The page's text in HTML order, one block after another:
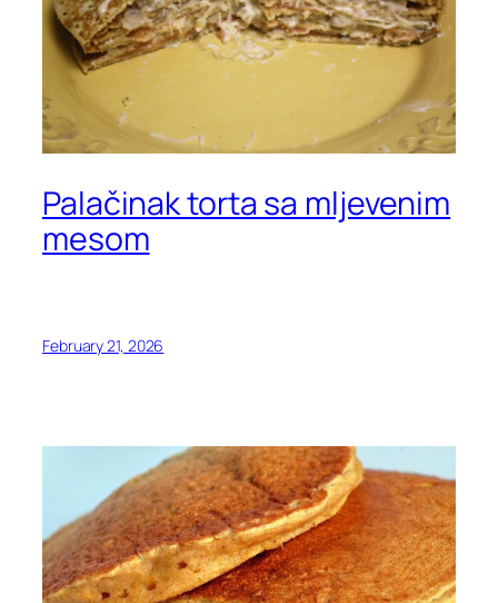
Palačinak torta sa mljevenim
mesom
February 21, 2026